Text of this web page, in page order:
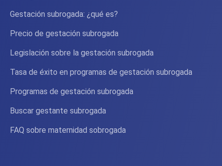
Gestación subrogada: ¿qué es?
Precio de gestación subrogada
Legislación sobre la gestación subrogada
Tasa de éxito en programas de gestación subrogada
Programas de gestación subrogada
Buscar gestante subrogada
FAQ sobre maternidad sobrogada